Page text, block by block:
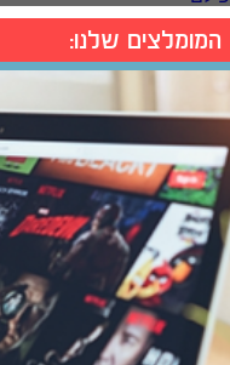
המומלצים שלנו: